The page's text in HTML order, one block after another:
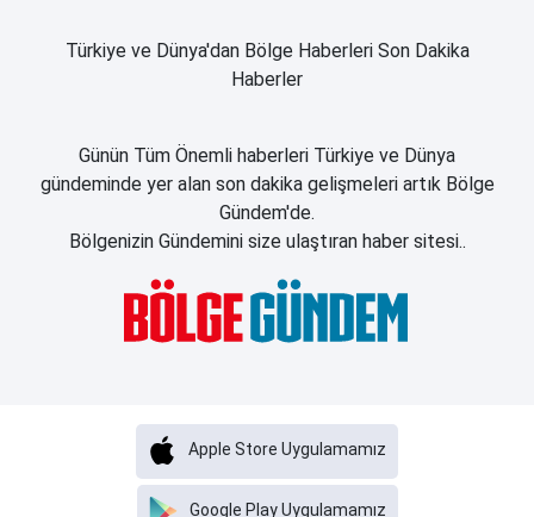
Türkiye ve Dünya'dan Bölge Haberleri Son Dakika
Haberler
Günün Tüm Önemli haberleri Türkiye ve Dünya
gündeminde yer alan son dakika gelişmeleri artık Bölge
Gündem'de.
Bölgenizin Gündemini size ulaştıran haber sitesi..
Google Play Uygulamamız
Apple Store Uygulamamız